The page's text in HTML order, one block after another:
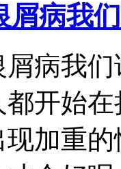
屑病我们
病我
都开始
现加重